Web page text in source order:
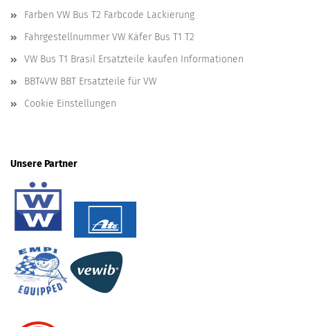
Farben VW Bus T2 Farbcode Lackierung
Fahrgestellnummer VW Käfer Bus T1 T2
VW Bus T1 Brasil Ersatzteile kaufen Informationen
BBT4VW BBT Ersatzteile für VW
Cookie Einstellungen
Unsere Partner